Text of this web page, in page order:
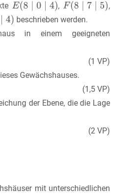
,
,
beschrieben werden.
in einem geeigneten
(1 VP)
Gewächshauses.
(1,5 VP)
der Ebene, die die Lage
(2 VP)
mit unterschiedlichen